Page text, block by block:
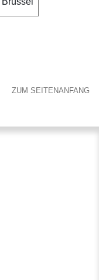
ZUM SEITENANFANG